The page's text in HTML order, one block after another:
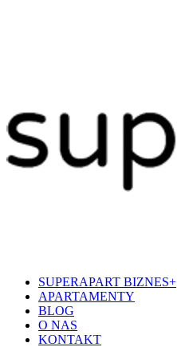
SUPERAPART BIZNES+
APARTAMENTY
BLOG
O NAS
KONTAKT